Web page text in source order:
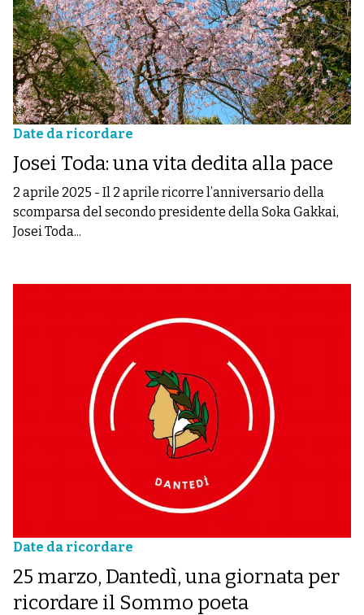
Date da ricordare
Josei Toda: una vita dedita alla pace
2 aprile 2025 - Il 2 aprile ricorre l’anniversario della
scomparsa del secondo presidente della Soka Gakkai,
Josei Toda...
Date da ricordare
25 marzo, Dantedì, una giornata per
ricordare il Sommo poeta